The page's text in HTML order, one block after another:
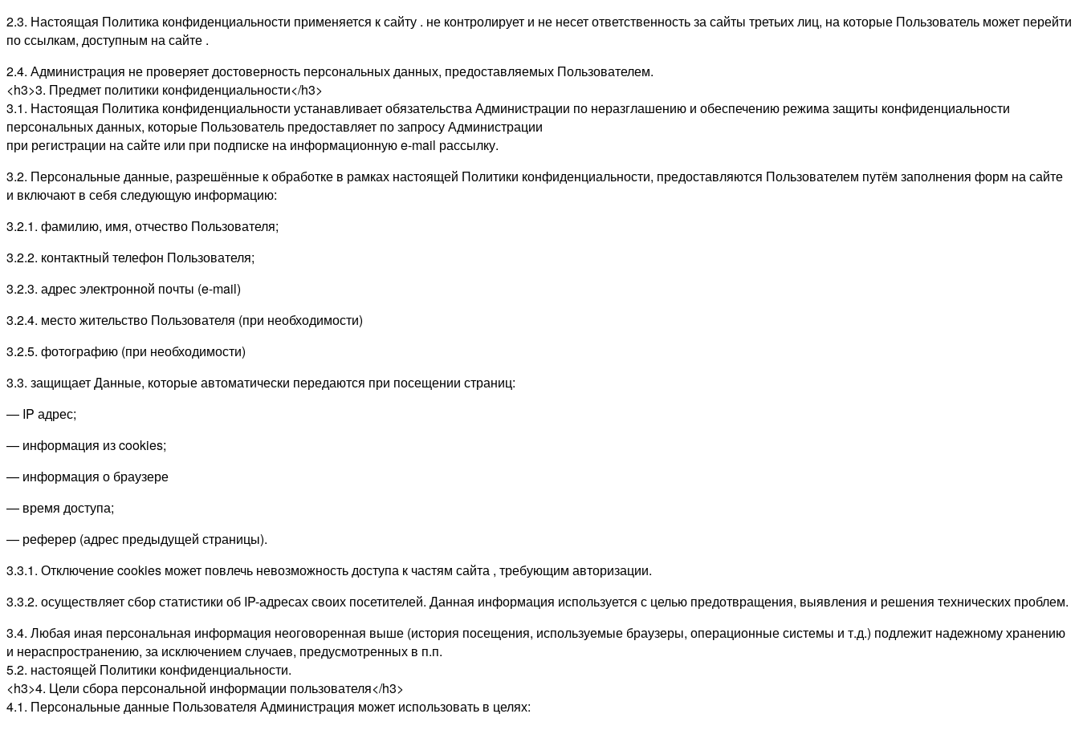
2.3. Настоящая Политика конфиденциальности применяется к сайту . не контролирует и не несет ответственность за сайты третьих лиц, на которые Пользователь может перейти
по ссылкам, доступным на сайте .
2.4. Администрация не проверяет достоверность персональных данных, предоставляемых Пользователем.
<h3>3. Предмет политики конфиденциальности</h3>
3.1. Настоящая Политика конфиденциальности устанавливает обязательства Администрации по неразглашению и обеспечению режима защиты конфиденциальности
персональных данных, которые Пользователь предоставляет по запросу Администрации
при регистрации на сайте или при подписке на информационную e-mail рассылку.
3.2. Персональные данные, разрешённые к обработке в рамках настоящей Политики конфиденциальности, предоставляются Пользователем путём заполнения форм на сайте
и включают в себя следующую информацию:
3.2.1. фамилию, имя, отчество Пользователя;
3.2.2. контактный телефон Пользователя;
3.2.3. адрес электронной почты (e-mail)
3.2.4. место жительство Пользователя (при необходимости)
3.2.5. фотографию (при необходимости)
3.3. защищает Данные, которые автоматически передаются при посещении страниц:
— IP адрес;
— информация из cookies;
— информация о браузере
— время доступа;
— реферер (адрес предыдущей страницы).
3.3.1. Отключение cookies может повлечь невозможность доступа к частям сайта , требующим авторизации.
3.3.2. осуществляет сбор статистики об IP-адресах своих посетителей. Данная информация используется с целью предотвращения, выявления и решения технических проблем.
3.4. Любая иная персональная информация неоговоренная выше (история посещения, используемые браузеры, операционные системы и т.д.) подлежит надежному хранению
и нераспространению, за исключением случаев, предусмотренных в п.п.
5.2. настоящей Политики конфиденциальности.
<h3>4. Цели сбора персональной информации пользователя</h3>
4.1. Персональные данные Пользователя Администрация может использовать в целях: